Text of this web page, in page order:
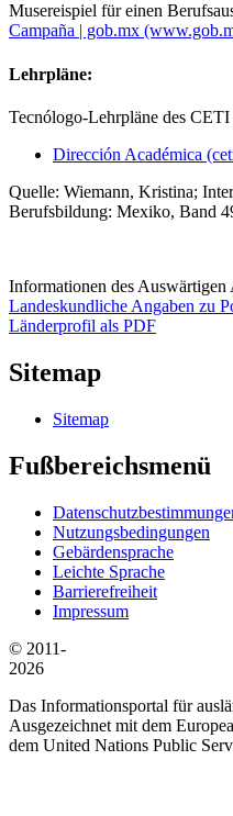
Musereispiel für einen
Campaña | gob.mx
Lehrpläne:
Tecnólogo-Lehrpläne des
Dirección Académica
Quelle: Wiemann, Kristina;
Berufsbildung: Mexiko, Band
Informationen des Auswärtigen
Landeskundliche Angaben zu
Länderprofil als PDF
Sitemap
Sitemap
Fußbereichsmenü
Nutzungsbedingungen
Gebärdensprache
Leichte Sprache
Barrierefreiheit
Impressum
© 2011-
2026
Das Informationsportal für
Ausgezeichnet mit dem
dem United Nations Public